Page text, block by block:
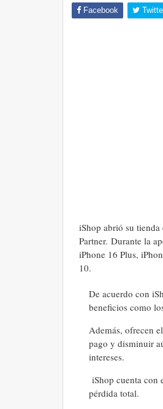
Facebook
iShop abrió su
Partner. Durante la
iPhone 16 Plus,
10.
De acuerdo con
beneficios como
Además, ofrecen
pago y disminuir
intereses.
iShop cuenta con
pérdida total.